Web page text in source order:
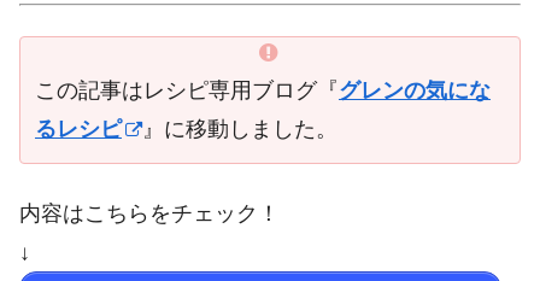
この記事はレシピ専用ブログ『グレンの気にな
るレシピ
』に移動しました。
内容はこちらをチェック！
↓